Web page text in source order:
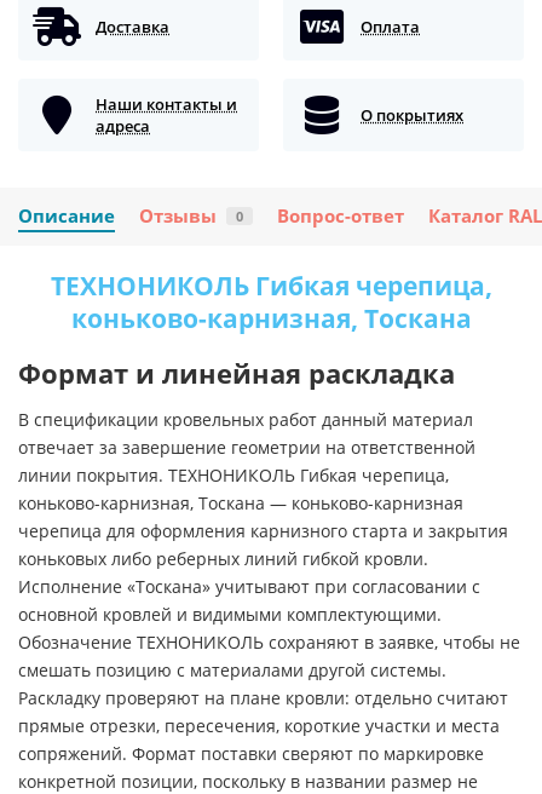
Доставка Оплата
Наши контакты и
адреса
О покрытиях
Описание Отзывы 0 Вопрос-ответ Каталог RAL
ТЕХНОНИКОЛЬ Гибкая черепица,
коньково-карнизная, Тоскана
Формат и линейная раскладка
В спецификации кровельных работ данный материал
отвечает за завершение геометрии на ответственной
линии покрытия. ТЕХНОНИКОЛЬ Гибкая черепица,
коньково-карнизная, Тоскана — коньково-карнизная
черепица для оформления карнизного старта и закрытия
коньковых либо реберных линий гибкой кровли.
Исполнение «Тоскана» учитывают при согласовании с
основной кровлей и видимыми комплектующими.
Обозначение ТЕХНОНИКОЛЬ сохраняют в заявке, чтобы не
смешать позицию с материалами другой системы.
Раскладку проверяют на плане кровли: отдельно считают
прямые отрезки, пересечения, короткие участки и места
сопряжений. Формат поставки сверяют по маркировке
конкретной позиции, поскольку в названии размер не